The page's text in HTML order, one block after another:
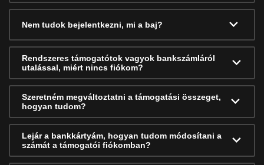
Nem tudok bejelentkezni, mi a baj?
Rendszeres támogatótok vagyok bankszámláról
utalással, miért nincs fiókom?
Szeretném megváltoztatni a támogatási összeget,
hogyan tudom?
Lejár a bankkártyám, hogyan tudom módosítani a
számát a támogatói fiókomban?